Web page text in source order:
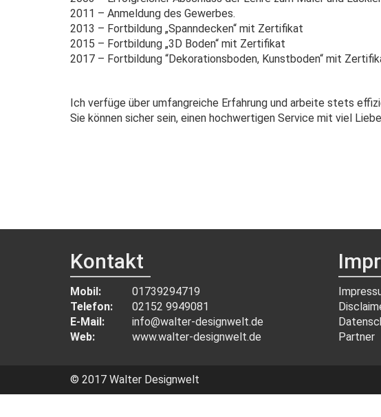
2011 – Anmeldung des Gewerbes.
2013 – Fortbildung „Spanndecken“ mit Zertifikat
2015 – Fortbildung „3D Boden“ mit Zertifikat
2017 – Fortbildung “Dekorationsboden, Kunstboden“ mit
Ich verfüge über umfangreiche Erfahrung und arbeite stets
Sie können sicher sein, einen hochwertigen Service mit viel
Kontakt
Mobil:
01739294719
Telefon:
02152 9949081
E-Mail:
info@walter-designwelt.de
Web:
www.walter-designwelt.de
Partner
© 2017 Walter Designwelt